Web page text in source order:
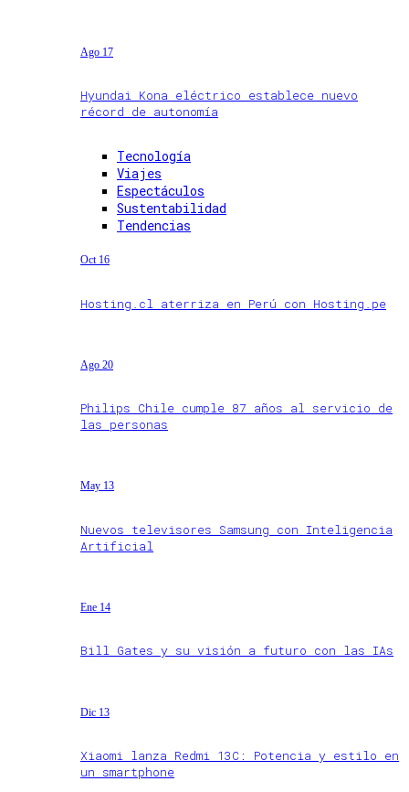
Ago 17
Hyundai Kona eléctrico establece nuevo
récord de autonomía
Tecnología
Viajes
Espectáculos
Sustentabilidad
Tendencias
Oct 16
Hosting.cl aterriza en Perú con Hosting.pe
Ago 20
Philips Chile cumple 87 años al servicio de
las personas
May 13
Nuevos televisores Samsung con Inteligencia
Artificial
Ene 14
Bill Gates y su visión a futuro con las IAs
Dic 13
Xiaomi lanza Redmi 13C: Potencia y estilo en
un smartphone